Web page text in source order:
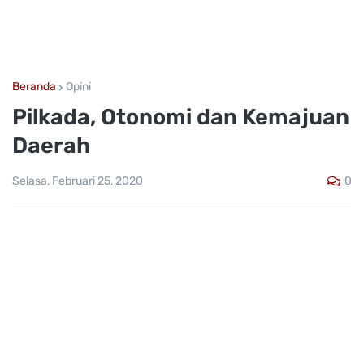
Beranda Opini
Pilkada, Otonomi dan Kemajuan
Daerah
Selasa, Februari 25, 2020 0